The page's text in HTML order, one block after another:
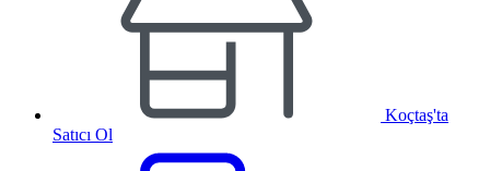
Koçtaş'ta
Satıcı Ol